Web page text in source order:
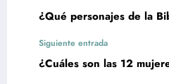
¿Qué personajes de la
Siguiente entrada
¿Cuáles son las 12